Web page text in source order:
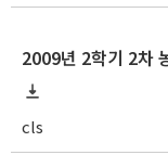
2009년 2학기 2차
cls